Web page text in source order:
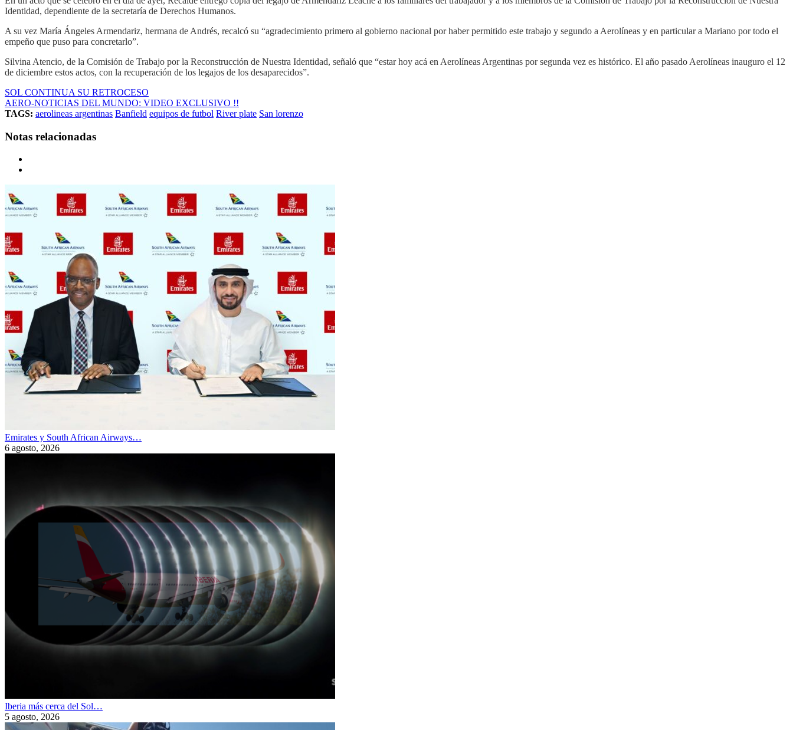
Identidad, dependiente de la secretaría de Derechos Humanos.
A su vez María Ángeles Armendariz, hermana de Andrés, recalcó su “agradecimiento primero al gobierno nacional por haber permitido este trabajo y segundo a Aerolíneas y en particular a Mariano por todo el
empeño que puso para concretarlo”.
Silvina Atencio, de la Comisión de Trabajo por la Reconstrucción de Nuestra Identidad, señaló que “estar hoy acá en Aerolíneas Argentinas por segunda vez es histórico. El año pasado Aerolíneas inauguro el 12
de diciembre estos actos, con la recuperación de los legajos de los desaparecidos”.
SOL CONTINUA SU RETROCESO
AERO-NOTICIAS DEL MUNDO: VIDEO EXCLUSIVO !!
TAGS: aerolineas argentinas Banfield equipos de futbol River plate San lorenzo
Notas relacionadas
Emirates y South African Airways…
6 agosto, 2026
Iberia más cerca del Sol…
5 agosto, 2026